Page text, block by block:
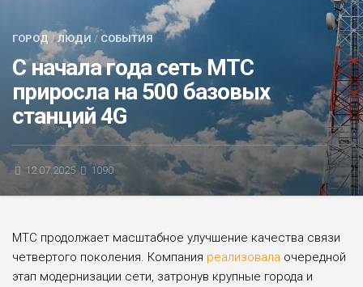
АФИША
ГОРОД /ЛЮДИ / СОБЫТИЯ
С начала года сеть МТС
приросла на 500 базовых
станций 4G
12.07.2025 1090
МТС продолжает масштабное улучшение качества связи
четвертого поколения. Компания реализовала очередной
этап модернизации сети, затронув крупные города и